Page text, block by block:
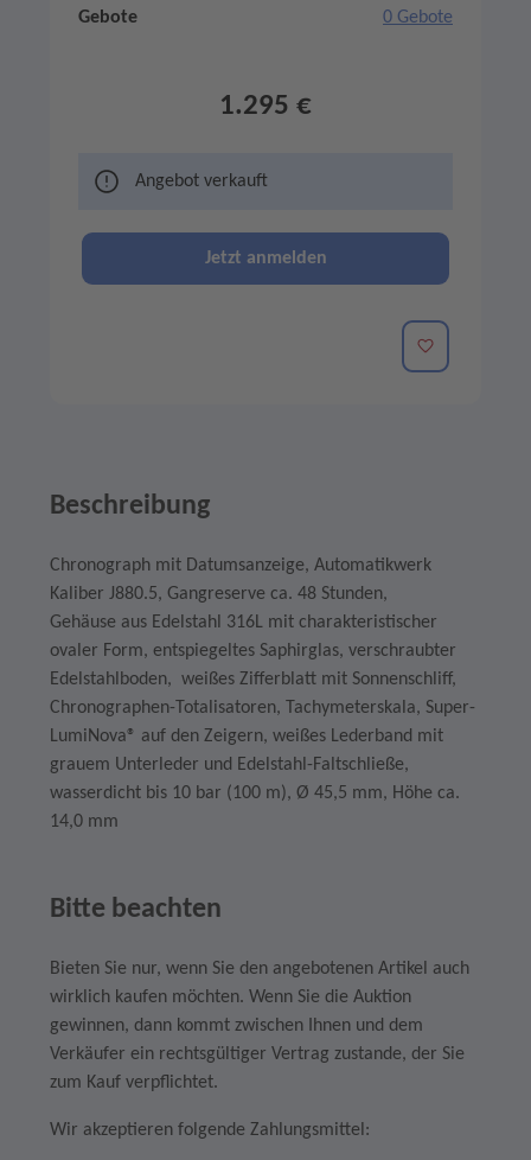
Gebote
0 Gebote
1.295 €
Angebot verkauft
Jetzt anmelden
Merken
Beschreibung
Chronograph mit Datumsanzeige, Automatikwerk
Kaliber J880.5, Gangreserve ca. 48 Stunden,
Gehäuse aus Edelstahl 316L mit charakteristischer
ovaler Form, entspiegeltes Saphirglas, verschraubter
Edelstahlboden, weißes Zifferblatt mit Sonnenschliff,
Chronographen-Totalisatoren, Tachymeterskala, Super-
LumiNova® auf den Zeigern, weißes Lederband mit
grauem Unterleder und Edelstahl-Faltschließe,
wasserdicht bis 10 bar (100 m), Ø 45,5 mm, Höhe ca.
14,0 mm
Bitte beachten
Bieten Sie nur, wenn Sie den angebotenen Artikel auch
wirklich kaufen möchten. Wenn Sie die Auktion
gewinnen, dann kommt zwischen Ihnen und dem
Verkäufer ein rechtsgültiger Vertrag zustande, der Sie
zum Kauf verpflichtet.
Wir akzeptieren folgende Zahlungsmittel: